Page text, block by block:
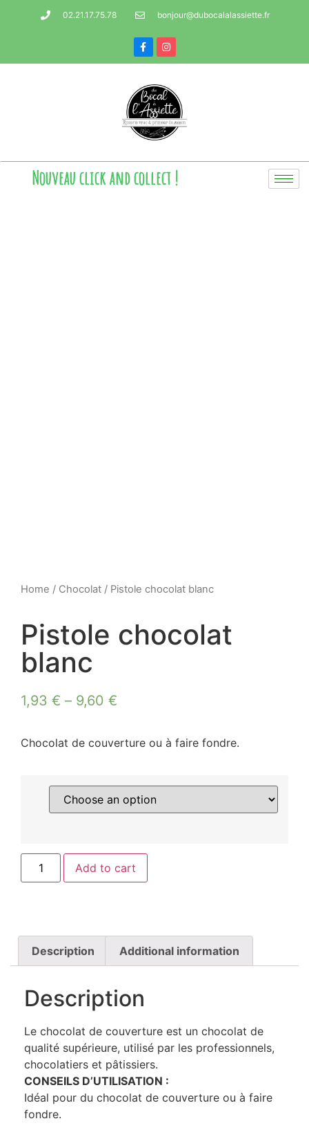
02.21.17.75.78 bonjour@dubocalalassiette.fr
Nouveau click and collect !
Home / Chocolat / Pistole chocolat blanc
Pistole chocolat
blanc
1,93 € – 9,60 €
Chocolat de couverture ou à faire fondre.
Add to cart
Description Additional information
Description
Le chocolat de couverture est un chocolat de
qualité supérieure, utilisé par les professionnels,
chocolatiers et pâtissiers.
CONSEILS D’UTILISATION :
Idéal pour du chocolat de couverture ou à faire
fondre.